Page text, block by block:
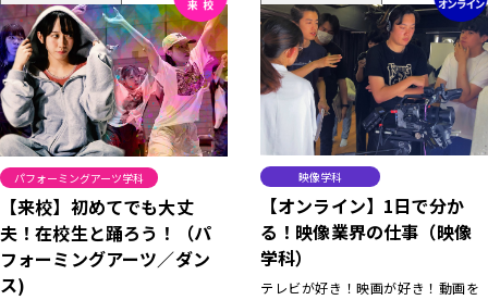
パフォーミングアーツ学科
【来校】初めてでも大丈
夫！在校生と踊ろう！（パ
フォーミングアーツ／ダン
ス)
映像学科
【オンライン】1日で分か
る！映像業界の仕事（映像
学科）
テレビが好き！映画が好き！動画を